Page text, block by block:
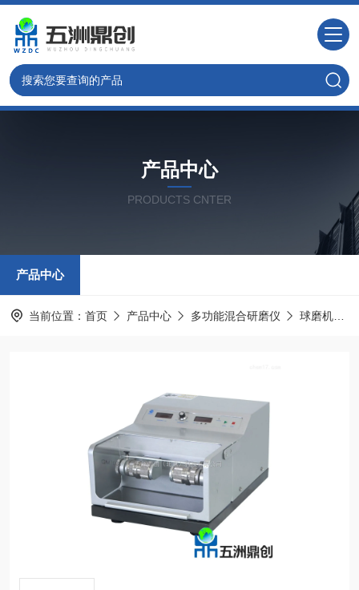
产品中心
PRODUCTS CNTER
产品中心
当前位置： 首页 产品中心 多功能混合研磨仪 球磨机